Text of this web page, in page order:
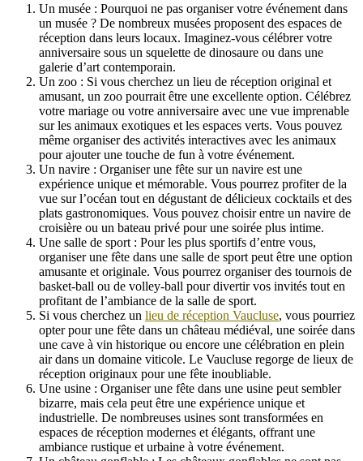
Un musée : Pourquoi ne pas organiser votre événement dans
un musée ? De nombreux musées proposent des espaces de
réception dans leurs locaux. Imaginez-vous célébrer votre
anniversaire sous un squelette de dinosaure ou dans une
galerie d’art contemporain.
Un zoo : Si vous cherchez un lieu de réception original et
amusant, un zoo pourrait être une excellente option. Célébrez
votre mariage ou votre anniversaire avec une vue imprenable
sur les animaux exotiques et les espaces verts. Vous pouvez
même organiser des activités interactives avec les animaux
pour ajouter une touche de fun à votre événement.
Un navire : Organiser une fête sur un navire est une
expérience unique et mémorable. Vous pourrez profiter de la
vue sur l’océan tout en dégustant de délicieux cocktails et des
plats gastronomiques. Vous pouvez choisir entre un navire de
croisière ou un bateau privé pour une soirée plus intime.
Une salle de sport : Pour les plus sportifs d’entre vous,
organiser une fête dans une salle de sport peut être une option
amusante et originale. Vous pourrez organiser des tournois de
basket-ball ou de volley-ball pour divertir vos invités tout en
profitant de l’ambiance de la salle de sport.
Si vous cherchez un lieu de réception Vaucluse, vous pourriez
opter pour une fête dans un château médiéval, une soirée dans
une cave à vin historique ou encore une célébration en plein
air dans un domaine viticole. Le Vaucluse regorge de lieux de
réception originaux pour une fête inoubliable.
Une usine : Organiser une fête dans une usine peut sembler
bizarre, mais cela peut être une expérience unique et
industrielle. De nombreuses usines sont transformées en
espaces de réception modernes et élégants, offrant une
ambiance rustique et urbaine à votre événement.